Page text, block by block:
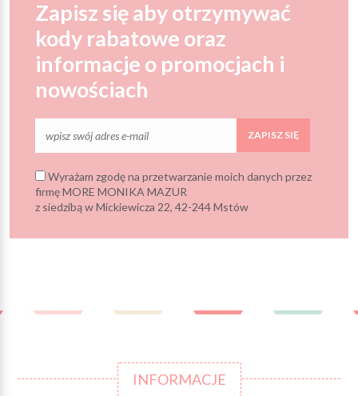
Zapisz się aby otrzymywać
kody rabatowe oraz
informacje o promocjach i
nowościach
ZAPISZ SIĘ
Wyrażam zgodę na przetwarzanie moich danych przez
firmę MORE MONIKA MAZUR
z siedzibą w Mickiewicza 22, 42-244 Mstów
INFORMACJE